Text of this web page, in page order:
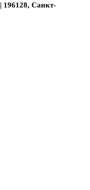
| 196128, Санкт-